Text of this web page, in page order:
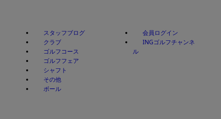
スタッフブログ
クラブ
ゴルフコース
ゴルフフェア
シャフト
その他
ボール
会員ログイン
INGゴルフチャンネ
ル